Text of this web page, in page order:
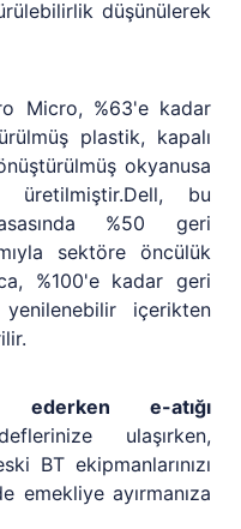
düşünülerek
Micro, %63'e kadar
plastik, kapalı
okyanusa
üretilmiştir.Dell, bu
%50 geri
sektöre öncülük
%100'e kadar geri
içerikten
ederken e-atığı
ulaşırken,
BT ekipmanlarınızı
emekliye ayırmanıza